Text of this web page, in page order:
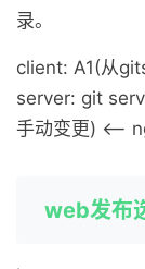
录。
client: A1(从
server: git
手动变更) <--
web发布